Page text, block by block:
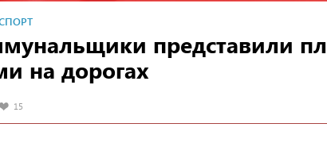
представили
на дорогах
15